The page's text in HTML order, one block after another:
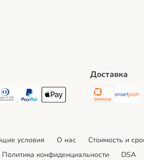
MethodPayment Method
Club Payment Method
PayPal Payment Method
Apple Pay Payment Method
Доставка
Omniva
условия О нас Стоимость и
Политика конфиденциальности DSA